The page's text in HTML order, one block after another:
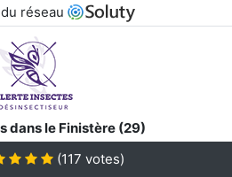
réseau
dans le Finistère (29)
(117 votes)